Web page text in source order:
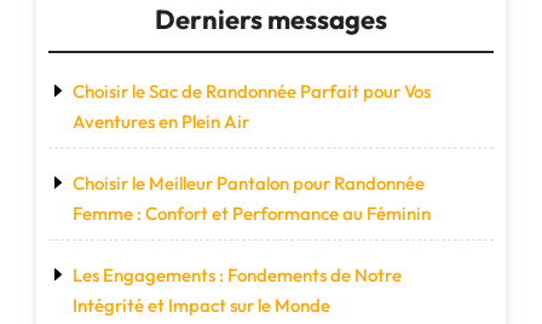
Derniers messages
Choisir le Sac de Randonnée Parfait pour Vos
Aventures en Plein Air
Choisir le Meilleur Pantalon pour Randonnée
Femme : Confort et Performance au Féminin
Les Engagements : Fondements de Notre
Intégrité et Impact sur le Monde